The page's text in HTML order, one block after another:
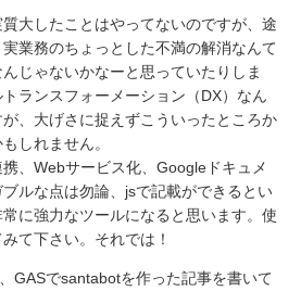
大したことはやってないのですが、途
業務のちょっとした不満の解消なんて
じゃないかなーと思っていたりしま
ランスフォーメーション（DX）なん
、大げさに捉えずこういったところか
しれません。
、Webサービス化、Googleドキュメ
ルな点は勿論、jsで記載ができるとい
に強力なツールになると思います。使
て下さい。それでは！
GASでsantabotを作った記事を書いて